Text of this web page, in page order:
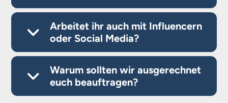
Arbeitet ihr auch mit Influencern
oder Social Media?
Warum sollten wir ausgerechnet
euch beauftragen?